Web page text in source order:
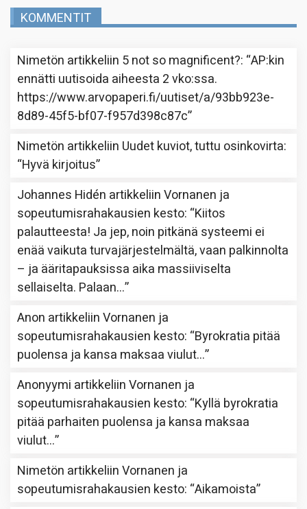
KOMMENTIT
Nimetön artikkeliin 5 not so magnificent?: “AP:kin
ennätti uutisoida aiheesta 2 vko:ssa.
https://www.arvopaperi.fi/uutiset/a/93bb923e-
8d89-45f5-bf07-f957d398c87c”
Nimetön artikkeliin Uudet kuviot, tuttu osinkovirta:
“Hyvä kirjoitus”
Johannes Hidén artikkeliinVornanen ja
sopeutumisrahakausien kesto: “Kiitos
palautteesta! Ja jep, noin pitkänä systeemi ei
enää vaikuta turvajärjestelmältä, vaan palkinnolta
– ja ääritapauksissa aika massiiviselta
sellaiselta. Palaan…”
Anon artikkeliinVornanen ja
sopeutumisrahakausien kesto: “Byrokratia pitää
puolensa ja kansa maksaa viulut…”
Anonyymi artikkeliinVornanen ja
sopeutumisrahakausien kesto: “Kyllä byrokratia
pitää parhaiten puolensa ja kansa maksaa
viulut…”
Nimetön artikkeliinVornanen ja
sopeutumisrahakausien kesto: “Aikamoista”